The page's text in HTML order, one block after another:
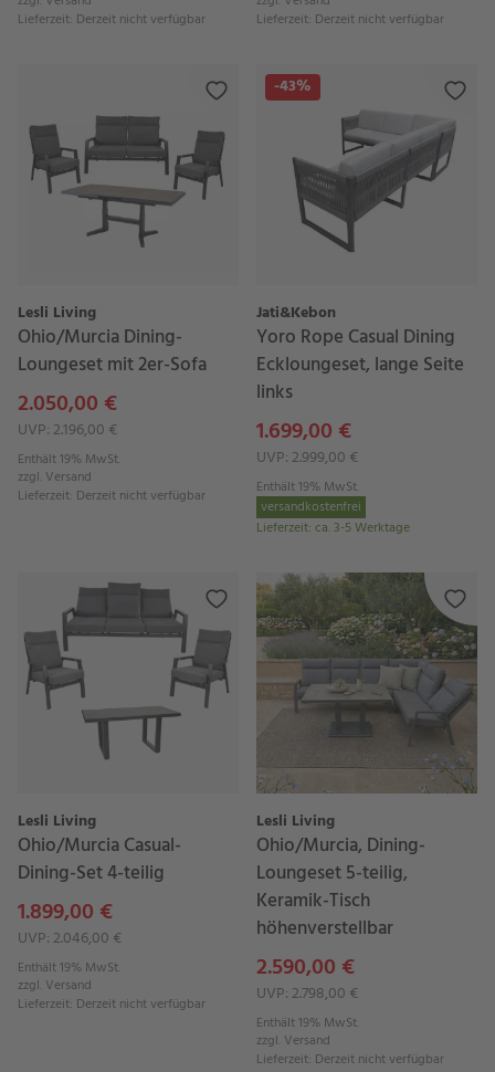
Lieferzeit: Derzeit nicht verfügbar
Lieferzeit: Derzeit nicht verfügbar
Lesli Living
Ohio/Murcia Dining-
Loungeset mit 2er-Sofa
2.050,00 €
UVP: 2.196,00 €
Enthält 19% MwSt.
zzgl. Versand
Lieferzeit: Derzeit nicht verfügbar
-43%
Jati&Kebon
Yoro Rope Casual Dining
Eckloungeset, lange Seite
links
1.699,00 €
UVP: 2.999,00 €
Enthält 19% MwSt.
versandkostenfrei
Lieferzeit: ca. 3-5 Werktage
Lesli Living
Ohio/Murcia Casual-
Dining-Set 4-teilig
1.899,00 €
UVP: 2.046,00 €
Enthält 19% MwSt.
zzgl. Versand
Lieferzeit: Derzeit nicht verfügbar
Lesli Living
Ohio/Murcia, Dining-
Loungeset 5-teilig,
Keramik-Tisch
höhenverstellbar
2.590,00 €
UVP: 2.798,00 €
Enthält 19% MwSt.
zzgl. Versand
Lieferzeit: Derzeit nicht verfügbar